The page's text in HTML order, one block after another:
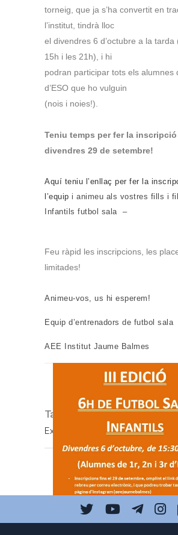
torneig, que ja s’ha convertit en
l’institut, tindrà lloc
el divendres 6 d’octubre a la tarda
15h i les 21h), i hi
podran participar tots els alumnes
d’ESO que ho vulguin
(nois i noies!).
Teniu temps per fer la
divendres 29 de setembre!
Aquí teniu l’enllaç per fer la
l’equip i animeu als vostres fills i
Infantils futbol sala –
Feu ràpid les inscripcions, les
limitades!
Animeu-vos, us hi esperem!
Equip d’entrenadors de futbol sala
AEE Institut Jaume Balmes
Tags: Activitats esportives,
Extraescolars